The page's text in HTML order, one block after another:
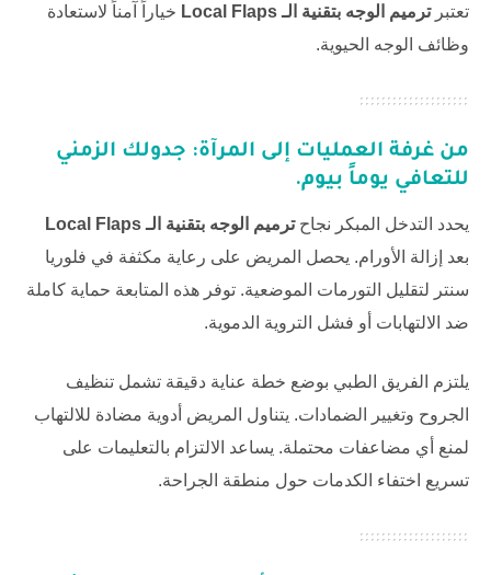
تعتبرترميم الوجه بتقنية الـ Local Flaps
خياراً آمناً لاستعادة
وظائف الوجه الحيوية.
من غرفة العمليات إلى المرآة: جدولك الزمني
للتعافي يوماً بيوم.
يحدد التدخل المبكر نجاحترميم الوجه بتقنية الـ Local Flaps
بعد إزالة الأورام. يحصل المريض على رعاية مكثفة في فلوريا
سنتر لتقليل التورمات الموضعية. توفر هذه المتابعة حماية كاملة
ضد الالتهابات أو فشل التروية الدموية.
يلتزم الفريق الطبي بوضع خطة عناية دقيقة تشمل تنظيف
الجروح وتغيير الضمادات. يتناول المريض أدوية مضادة للالتهاب
لمنع أي مضاعفات محتملة. يساعد الالتزام بالتعليمات على
تسريع اختفاء الكدمات حول منطقة الجراحة.